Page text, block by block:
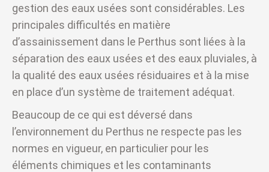
gestion des eaux usées sont considérables. Les
principales difficultés en matière
d’assainissement dans le Perthus sont liées à la
séparation des eaux usées et des eaux pluviales, à
la qualité des eaux usées résiduaires et à la mise
en place d’un système de traitement adéquat.
Beaucoup de ce qui est déversé dans
l’environnement du Perthus ne respecte pas les
normes en vigueur, en particulier pour les
éléments chimiques et les contaminants